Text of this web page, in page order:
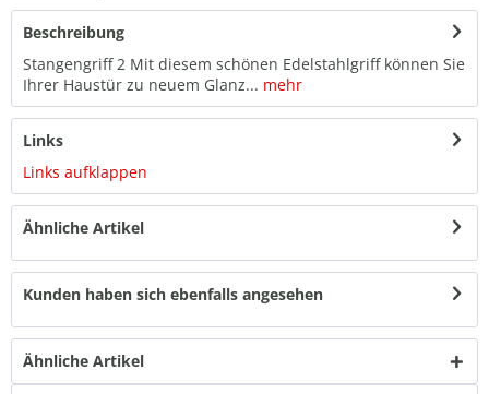
Beschreibung
Stangengriff 2 Mit diesem schönen Edelstahlgriff können Sie
Ihrer Haustür zu neuem Glanz... mehr
Links
Links aufklappen
Ähnliche Artikel
Kunden haben sich ebenfalls angesehen
Ähnliche Artikel